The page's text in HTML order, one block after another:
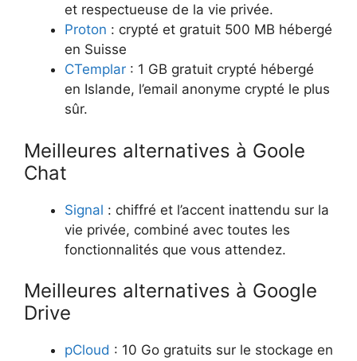
et respectueuse de la vie privée.
Proton : crypté et gratuit 500 MB hébergé
en Suisse
CTemplar : 1 GB gratuit crypté hébergé
en Islande, l’email anonyme crypté le plus
sûr.
Meilleures alternatives à Goole
Chat
Signal : chiffré et l’accent inattendu sur la
vie privée, combiné avec toutes les
fonctionnalités que vous attendez.
Meilleures alternatives à Google
Drive
pCloud : 10 Go gratuits sur le stockage en